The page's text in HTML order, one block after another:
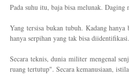
Pada suhu itu, baja bisa melunak. Daging
Yang tersisa bukan tubuh. Kadang
hanya serpihan yang tak bisa diidentifikasi.
Secara teknis, dunia militer mengenal
ruang tertutup". Secara kemanusiaan,